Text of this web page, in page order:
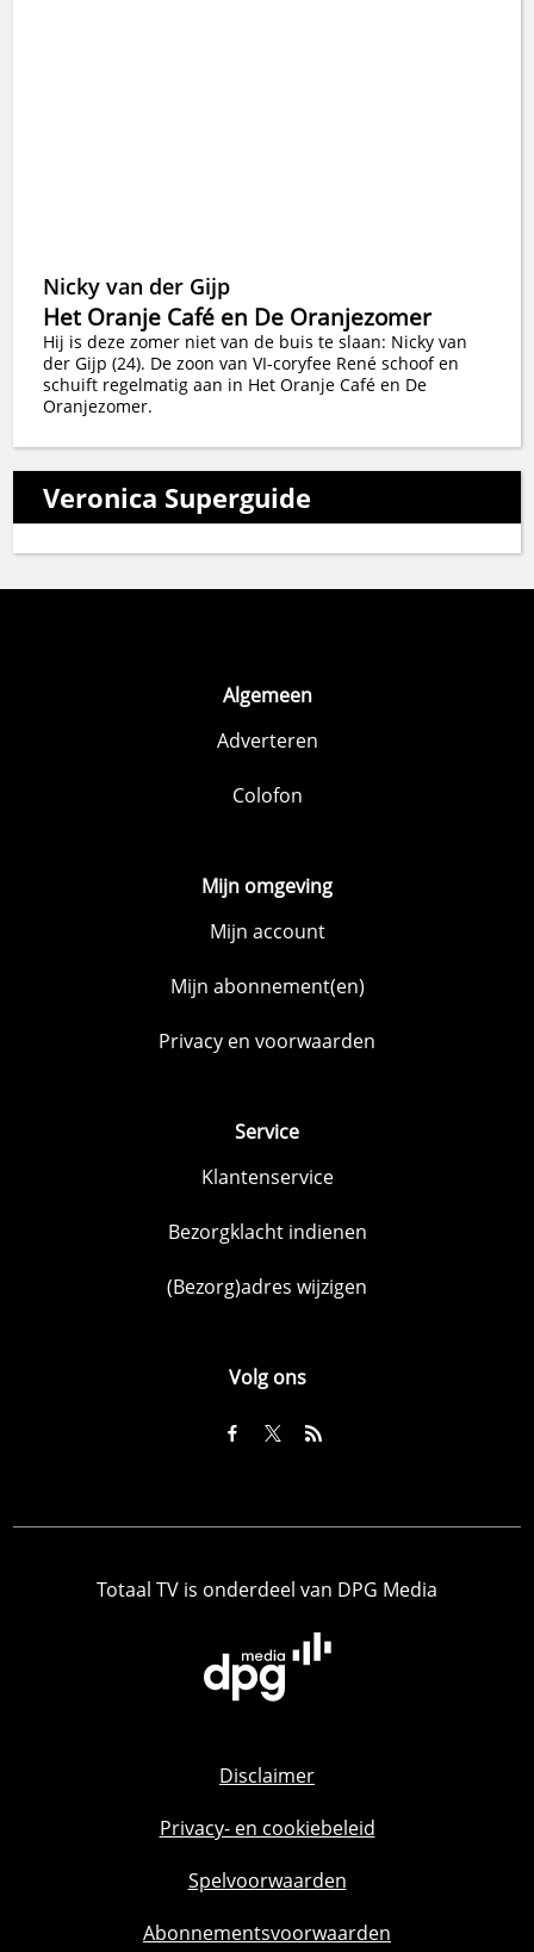
Nicky van der Gijp
Het Oranje Café en De Oranjezomer
Hij is deze zomer niet van de buis te slaan: Nicky van
der Gijp (24). De zoon van VI-coryfee René schoof en
schuift regelmatig aan in Het Oranje Café en De
Oranjezomer.
Veronica Superguide
Algemeen
Adverteren
Colofon
Mijn omgeving
Mijn account
Mijn abonnement(en)
Privacy en voorwaarden
Service
Klantenservice
Bezorgklacht indienen
(Bezorg)adres wijzigen
Volg ons
Totaal TV is onderdeel van DPG Media
Disclaimer
Privacy- en cookiebeleid
Spelvoorwaarden
Abonnementsvoorwaarden